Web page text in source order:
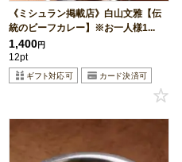
《ミシュラン掲載店》白山文雅【伝
統のビーフカレー】※お一人様1...
1,400円
12pt